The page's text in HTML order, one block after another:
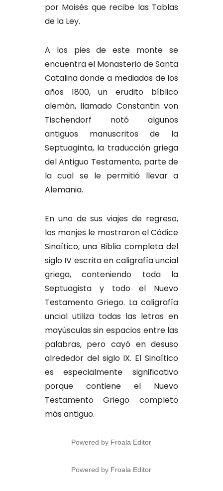
por Moisés que recibe las Tablas
de la Ley.
A los pies de este monte se
encuentra el Monasterio de Santa
Catalina donde a mediados de los
años 1800, un erudito bíblico
alemán, llamado Constantin von
Tischendorf notó algunos
antiguos manuscritos de la
Septuaginta, la traducción griega
del Antiguo Testamento, parte de
la cual se le permitió llevar a
Alemania.
En uno de sus viajes de regreso,
los monjes le mostraron el Códice
Sinaítico, una Biblia completa del
siglo IV escrita en caligrafía uncial
griega, conteniendo toda la
Septuagista y todo el Nuevo
Testamento Griego. La caligrafía
uncial utiliza todas las letras en
mayúsculas sin espacios entre las
palabras, pero cayó en desuso
alrededor del siglo IX. El Sinaítico
es especialmente significativo
porque contiene el Nuevo
Testamento Griego completo
más antiguo.
Powered by Froala Editor
Powered by Froala Editor